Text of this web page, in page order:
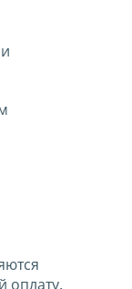
оплату.